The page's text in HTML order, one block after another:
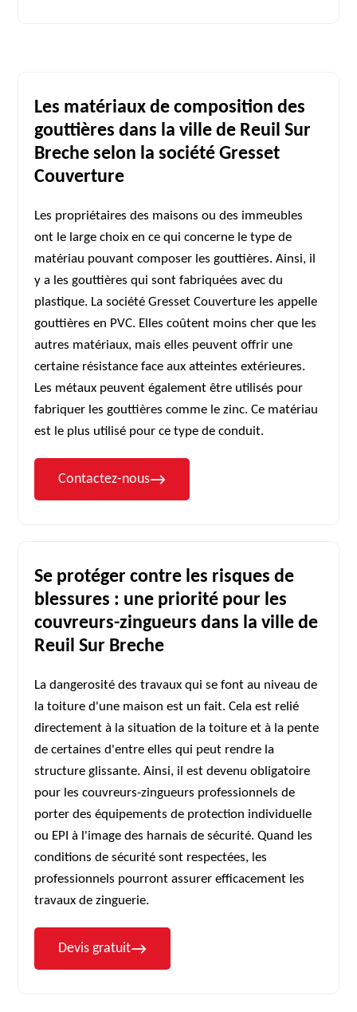
Les matériaux de composition des
gouttières dans la ville de Reuil Sur
Breche selon la société Gresset
Couverture
Les propriétaires des maisons ou des immeubles
ont le large choix en ce qui concerne le type de
matériau pouvant composer les gouttières. Ainsi, il
y a les gouttières qui sont fabriquées avec du
plastique. La société Gresset Couverture les appelle
gouttières en PVC. Elles coûtent moins cher que les
autres matériaux, mais elles peuvent offrir une
certaine résistance face aux atteintes extérieures.
Les métaux peuvent également être utilisés pour
fabriquer les gouttières comme le zinc. Ce matériau
est le plus utilisé pour ce type de conduit.
Contactez-nous
Se protéger contre les risques de
blessures : une priorité pour les
couvreurs-zingueurs dans la ville de
Reuil Sur Breche
La dangerosité des travaux qui se font au niveau de
la toiture d'une maison est un fait. Cela est relié
directement à la situation de la toiture et à la pente
de certaines d'entre elles qui peut rendre la
structure glissante. Ainsi, il est devenu obligatoire
pour les couvreurs-zingueurs professionnels de
porter des équipements de protection individuelle
ou EPI à l'image des harnais de sécurité. Quand les
conditions de sécurité sont respectées, les
professionnels pourront assurer efficacement les
travaux de zinguerie.
Devis gratuit